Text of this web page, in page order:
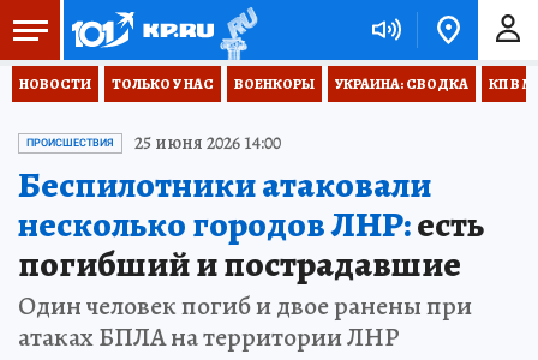
НОВОСТИ ТОЛЬКО У НАС ВОЕНКОРЫ УКРАИНА: СВОДКА КП В
ПРОИСШЕСТВИЯ 25 июня 2026 14:00
Беспилотники атаковали
несколько городов ЛНР:есть
погибший и пострадавшие
Один человек погиб и двое ранены при
атаках БПЛА на территории ЛНР